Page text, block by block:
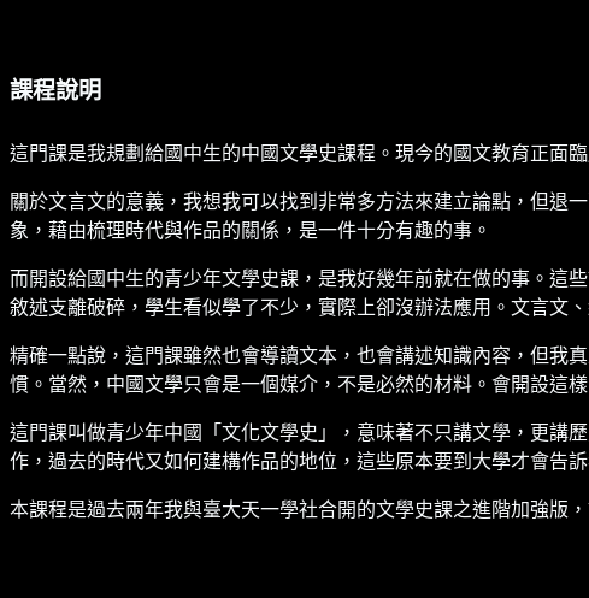
課程說明
這門課是我規劃給國中生的中國文學史課程。現今的國文教育正面
關於文言文的意義，我想我可以找到非常多方法來建立論點，但退
象，藉由梳理時代與作品的關係，是一件十分有趣的事。
而開設給國中生的青少年文學史課，是我好幾年前就在做的事。這
敘述支離破碎，學生看似學了不少，實際上卻沒辦法應用。文言文
精確一點說，這門課雖然也會導讀文本，也會講述知識內容，但我
慣。當然，中國文學只會是一個媒介，不是必然的材料。會開設這
這門課叫做青少年中國「文化文學史」，意味著不只講文學，更講
作，過去的時代又如何建構作品的地位，這些原本要到大學才會告
本課程是過去兩年我與臺大天一學社合開的文學史課之進階加強版